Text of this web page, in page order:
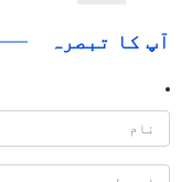
آپ کا تبصرہ